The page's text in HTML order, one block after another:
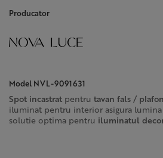
Producator
Model NVL-9091631
Spot incastrat pentru tavan fals / plafon
iluminat pentru interior asigura
solutie optima pentru iluminatul